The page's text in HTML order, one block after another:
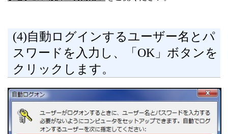
(4)自動ログインするユーザー名とパ
スワードを入力し、「OK」ボタンを
クリックします。